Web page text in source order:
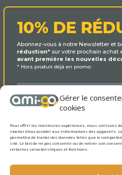
Gérer le
cookies
Pour offrir les meilleures expériences, nous utilisons
stocker et/ou accéder aux informations des appareils.
permettra de traiter des données telles que le
site. Le fait de ne pas consentir ou de retirer son
certaines caractéristiques et fonctions.
10% DE
Abonnez-vous à notre Newsletter et
réduction*sur votre prochain achat
avant première les nouvelles
* Hors produit déjà en promo
OUI